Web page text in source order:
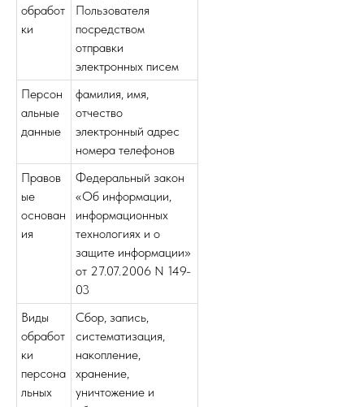
обработ
ки
Пользователя
посредством
отправки
электронных писем
Персон
альные
данные
фамилия, имя,
отчество
электронный адрес
номера телефонов
Правов
ые
основан
ия
Федеральный закон
«Об информации,
информационных
технологиях и о
защите информации»
от 27.07.2006 N 149-
03
Виды
обработ
ки
персона
льных
Сбор, запись,
систематизация,
накопление,
хранение,
уничтожение и